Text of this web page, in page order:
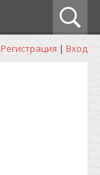
Регистрация | Вход